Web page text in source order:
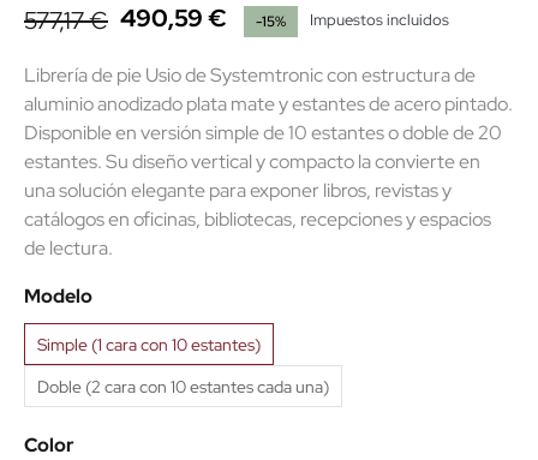
577,17 € 490,59 € -15% Impuestos incluidos
Librería de pie Usio de Systemtronic con estructura de
aluminio anodizado plata mate y estantes de acero pintado.
Disponible en versión simple de 10 estantes o doble de 20
estantes. Su diseño vertical y compacto la convierte en
una solución elegante para exponer libros, revistas y
catálogos en oficinas, bibliotecas, recepciones y espacios
de lectura.
Modelo
Simple (1 cara con 10 estantes)
Doble (2 cara con 10 estantes cada una)
Color